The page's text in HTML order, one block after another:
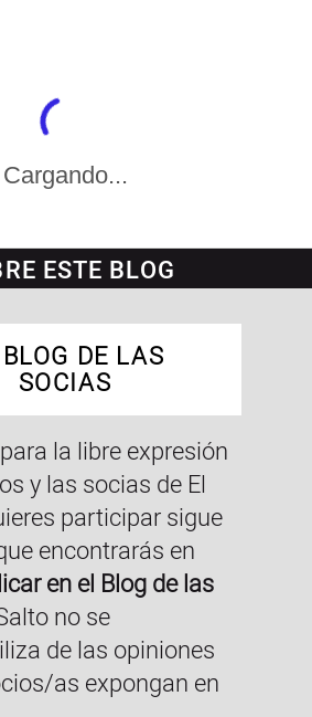
Cargando...
ESTE BLOG
DE LAS
SOCIAS
la libre expresión
y las socias de El
participar sigue
encontrarás en
en el Blog de las
no se
de las opiniones
as expongan en